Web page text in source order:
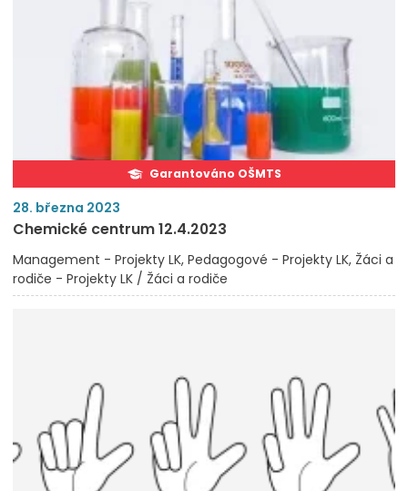
Garantováno OŠMTS
28. března 2023
Chemické centrum 12.4.2023
Management - Projekty LK Pedagogové - Projekty LK Žáci a
rodiče - Projekty LK / Žáci a rodiče